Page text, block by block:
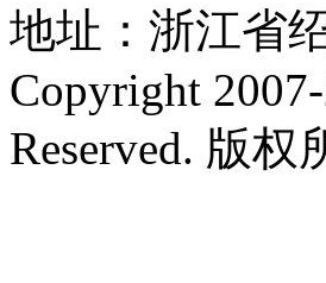
地址：浙江省
Copyright
Reserved. 版